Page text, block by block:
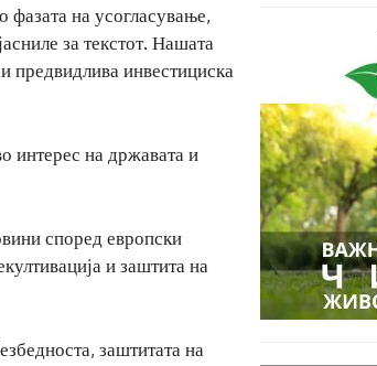
фазата на усогласување,
за текстот. Нашата
предвидлива инвестициска
интерес на државата и
според европски
и заштита на
заштитата на